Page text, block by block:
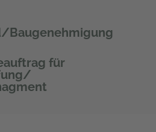
Baugenehmigung
für